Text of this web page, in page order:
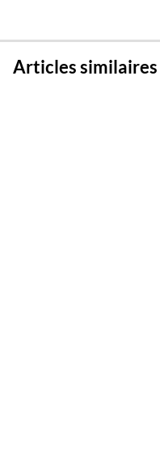
Articles similaires